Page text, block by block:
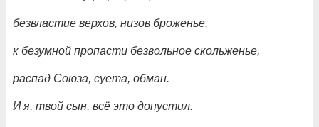
безвластие верхов, низов броженье,
к безумной пропасти безвольное скольженье,
распад Союза, суета, обман.
И я, твой сын, всё это допустил.